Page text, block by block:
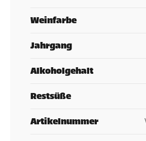
Weinfarbe
Jahrgang
Alkoholgehalt
Restsüße
Artikelnummer